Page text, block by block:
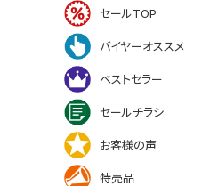
セールTOP
バイヤーオススメ
ベストセラー
セールチラシ
お客様の声
特売品